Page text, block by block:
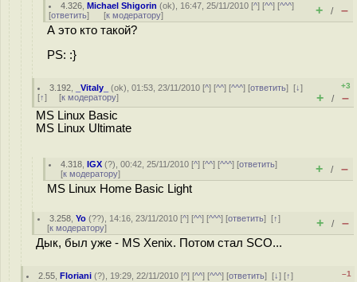
4.326 ,Michael Shigorin (ok), 16:47, 25/11/2010 [^] [^^] [^^^]
[ответить] [к модератору] + / –
А это кто такой?
PS: :}
3.192 _Vitaly_ (ok), 01:53, 23/11/2010 [^] [^^] [^^^] [ответить][↓]
[↑] [к модератору]
+3
+ / –
MS Linux Basic
MS Linux Ultimate
4.318 ,IGX (?), 00:42, 25/11/2010 [^] [^^] [^^^] [ответить]
[к модератору] + / –
MS Linux Home Basic Light
3.258 ,Yo (??), 14:16, 23/11/2010 [^] [^^] [^^^] [ответить][↑]
[к модератору] + / –
Дык, был уже - MS Xenix. Потом стал SCO...
2.55 ,Floriani (?), 19:29, 22/11/2010 [^] [^^] [^^^] [ответить][↓] [↑]
–1